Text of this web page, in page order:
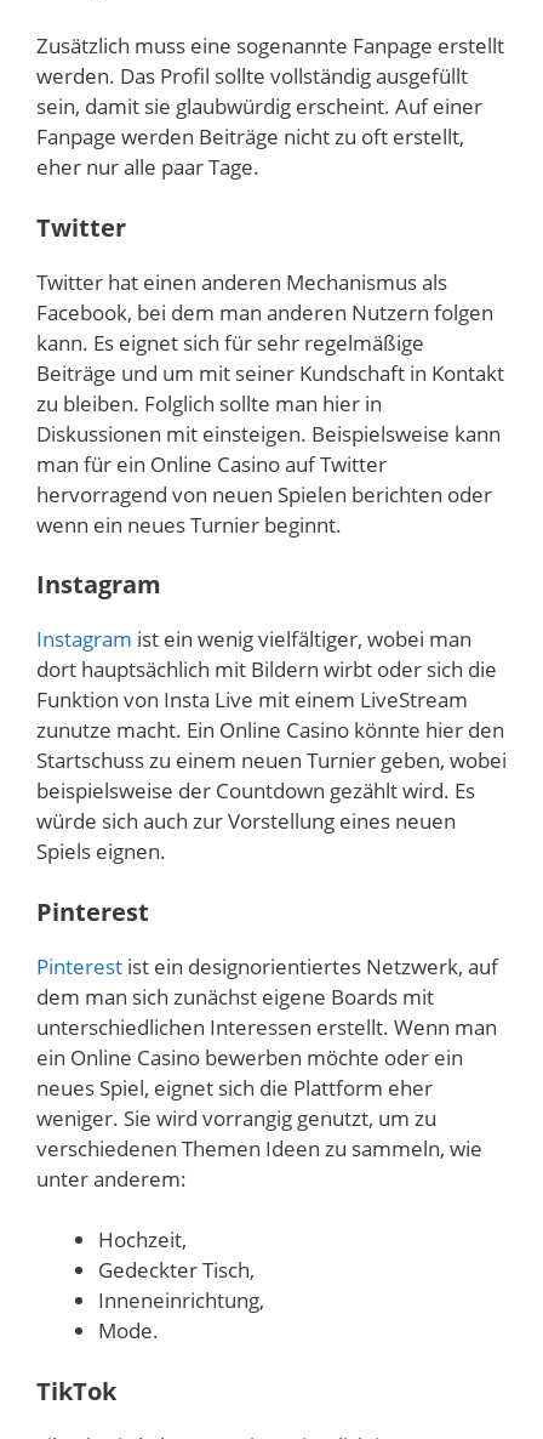
Zusätzlich muss eine sogenannte Fanpage erstellt
werden. Das Profil sollte vollständig ausgefüllt
sein, damit sie glaubwürdig erscheint. Auf einer
Fanpage werden Beiträge nicht zu oft erstellt,
eher nur alle paar Tage.
Twitter
Twitter hat einen anderen Mechanismus als
Facebook, bei dem man anderen Nutzern folgen
kann. Es eignet sich für sehr regelmäßige
Beiträge und um mit seiner Kundschaft in Kontakt
zu bleiben. Folglich sollte man hier in
Diskussionen mit einsteigen. Beispielsweise kann
man für ein Online Casino auf Twitter
hervorragend von neuen Spielen berichten oder
wenn ein neues Turnier beginnt.
Instagram
Instagram ist ein wenig vielfältiger, wobei man
dort hauptsächlich mit Bildern wirbt oder sich die
Funktion von Insta Live mit einem LiveStream
zunutze macht. Ein Online Casino könnte hier den
Startschuss zu einem neuen Turnier geben, wobei
beispielsweise der Countdown gezählt wird. Es
würde sich auch zur Vorstellung eines neuen
Spiels eignen.
Pinterest
Pinterest ist ein designorientiertes Netzwerk, auf
dem man sich zunächst eigene Boards mit
unterschiedlichen Interessen erstellt. Wenn man
ein Online Casino bewerben möchte oder ein
neues Spiel, eignet sich die Plattform eher
weniger. Sie wird vorrangig genutzt, um zu
verschiedenen Themen Ideen zu sammeln, wie
unter anderem:
Hochzeit,
Gedeckter Tisch,
Inneneinrichtung,
Mode.
TikTok